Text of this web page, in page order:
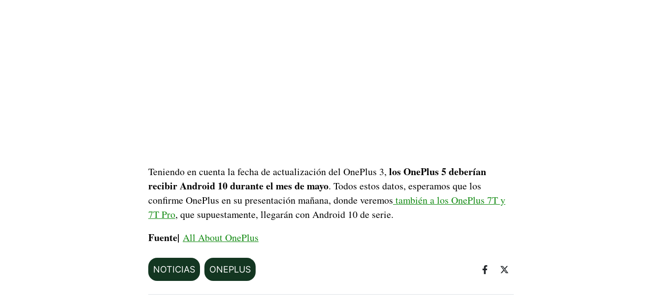
Teniendo en cuenta la fecha de actualización del OnePlus 3, los OnePlus 5 deberían
recibir Android 10 durante el mes de mayo. Todos estos datos, esperamos que los
confirme OnePlus en su presentación mañana, donde veremos también a los OnePlus 7T y
7T Pro, que supuestamente, llegarán con Android 10 de serie.
Fuente| All About OnePlus
NOTICIAS ONEPLUS